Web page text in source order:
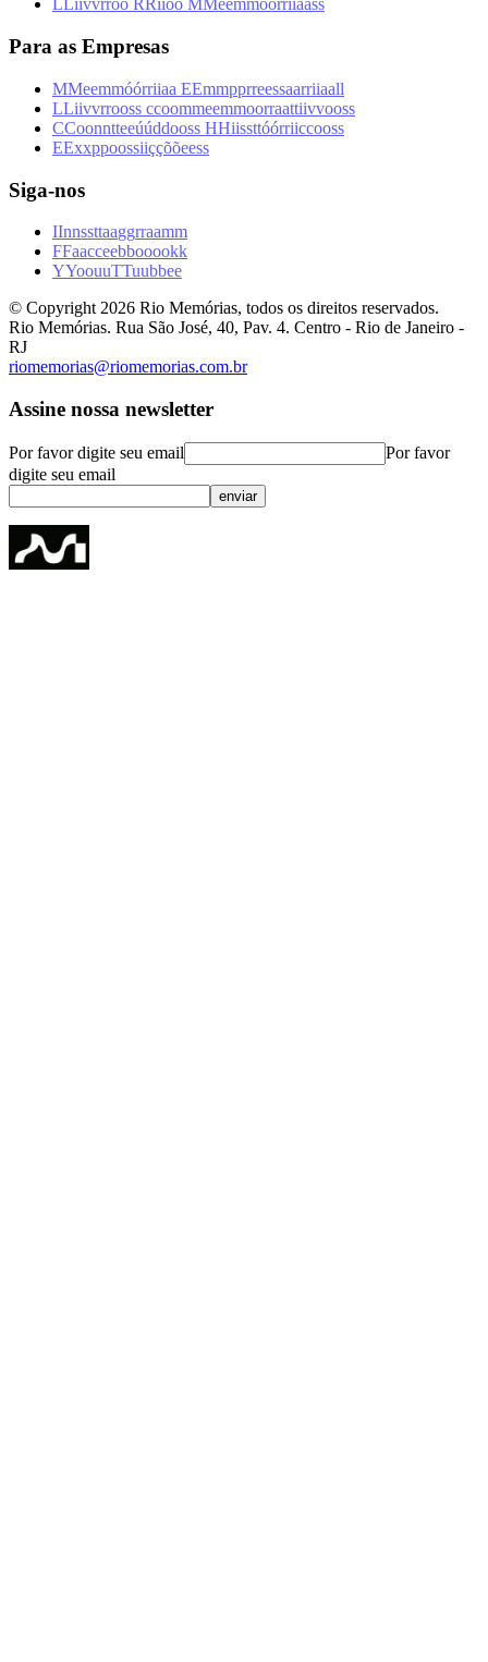
L Liivvrroo R Riioo M Meemmóórriiaass
Para as Empresas
MMeemmóórriiaa EEmmpprreessaarriiaall
LLiivvrrooss ccoommeemmoorraattiivvooss
CCoonntteeúúddooss HHiissttóórriiccooss
EExxppoossiiççõõeess
Siga-nos
IInnssttaaggrraamm
FFaacceebbooookk
YYoouuTTuubbee
© Copyright 2026 Rio Memórias, todos os direitos reservados.
Rio Memórias. Rua São José, 40, Pav. 4. Centro - Rio de Janeiro -
RJ
riomemorias@riomemorias.com.br
Assine nossa newsletter
Por favor digite seu email
Por favor
digite seu email
enviar